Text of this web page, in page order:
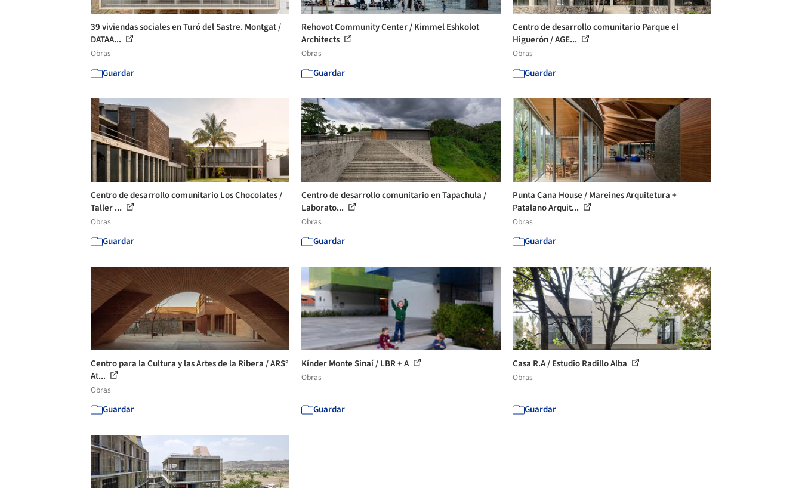
39 viviendas sociales en Turó del Sastre. Montgat /
DATAA...
Obras
Guardar
Rehovot Community Center / Kimmel Eshkolot
Architects
Obras
Guardar
Centro de desarrollo comunitario Parque el
Higuerón / AGE...
Obras
Guardar
Centro de desarrollo comunitario Los Chocolates /
Taller ...
Obras
Guardar
Centro de desarrollo comunitario en Tapachula /
Laborato...
Obras
Guardar
Punta Cana House / Mareines Arquitetura +
Patalano Arquit...
Obras
Guardar
Centro para la Cultura y las Artes de la Ribera / ARS°
At...
Obras
Guardar
Kínder Monte Sinaí / LBR + A
Obras
Guardar
Casa R.A / Estudio Radillo Alba
Obras
Guardar